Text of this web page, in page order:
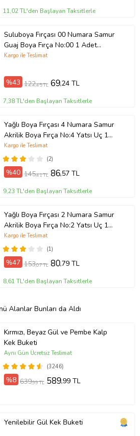
11,02 TL'den Başlayan Taksitlerle
Suluboya Fırçası 00 Numara Samur
Guaj Boya Fırça No:00 1 Adet
(Bordo)
Kargo ile Teslimat
%43 122,45 TL 69,24 TL
7,38 TL'den Başlayan Taksitlerle
Yağlı Boya Fırçası 4 Numara Samur
Akrilik Boya Fırça No:4 Yatsı Uç 1
Adet Yağlıboya Fırça (Bordo)
(2)
Kargo ile Teslimat
%40 145,41 TL 86,57 TL
9,23 TL'den Başlayan Taksitlerle
Yağlı Boya Fırçası 2 Numara Samur
Akrilik Boya Fırça No:2 Yatsı Uç 1
Adet Yağlıboya Fırça (Bordo)
(1)
Kargo ile Teslimat
%47 153,07 TL 80,79 TL
8,61 TL'den Başlayan Taksitlerle
Alanlar Bunları da Aldı
Kırmızı, Beyaz Gül ve Pembe Kalp
Kek Buketi
(3246)
Aynı Gün Ücretsiz Teslimat
%8 639,99 TL 589,99 TL
Yenilebilir Gül Kek Buketi